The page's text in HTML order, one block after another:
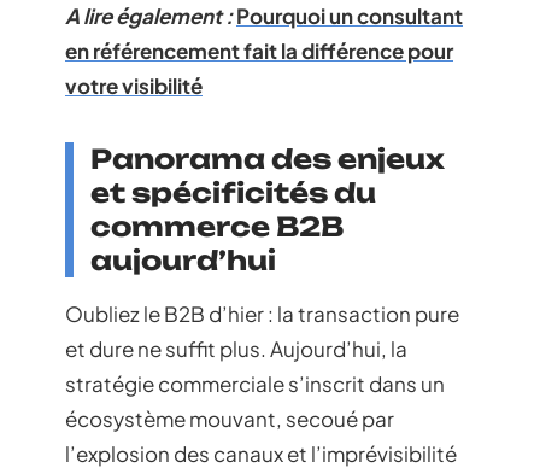
A lire également :Pourquoi un consultant
en référencement fait la différence pour
votre visibilité
Panorama des enjeux
et spécificités du
commerce B2B
aujourd’hui
Oubliez le B2B d’hier : la transaction pure
et dure ne suffit plus. Aujourd’hui, la
stratégie commerciale s’inscrit dans un
écosystème mouvant, secoué par
l’explosion des canaux et l’imprévisibilité